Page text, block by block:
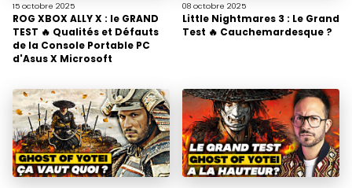
15 octobre 2025
ROG XBOX ALLY X : le GRAND
TEST 🔥 Qualités et Défauts
de la Console Portable PC
d'Asus X Microsoft
08 octobre 2025
Little Nightmares 3 : Le Grand
Test 🔥 Cauchemardesque ?